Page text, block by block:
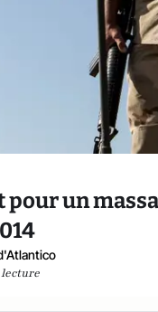
pour un
lecture